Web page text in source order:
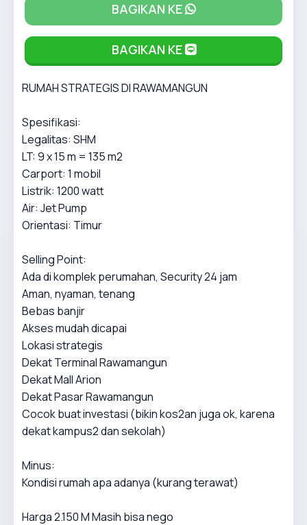
BAGIKAN KE
BAGIKAN KE
RUMAH STRATEGIS DI RAWAMANGUN
Spesifikasi:
Legalitas: SHM
LT: 9 x 15 m = 135 m2
Carport: 1 mobil
Listrik: 1200 watt
Air: Jet Pump
Orientasi: Timur
Selling Point:
Ada di komplek perumahan, Security 24 jam
Aman, nyaman, tenang
Bebas banjir
Akses mudah dicapai
Lokasi strategis
Dekat Terminal Rawamangun
Dekat Mall Arion
Dekat Pasar Rawamangun
Cocok buat investasi (bikin kos2an juga ok, karena
dekat kampus2 dan sekolah)
Minus:
Kondisi rumah apa adanya (kurang terawat)
Harga 2.150 M Masih bisa nego